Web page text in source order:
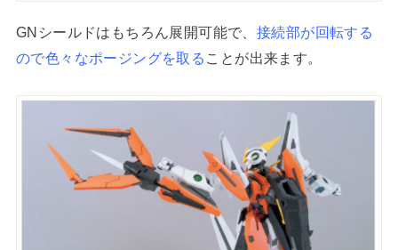
GNシールドはもちろん展開可能で、 接続部が回転する
ので色々なポージングを取る ことが出来ます。